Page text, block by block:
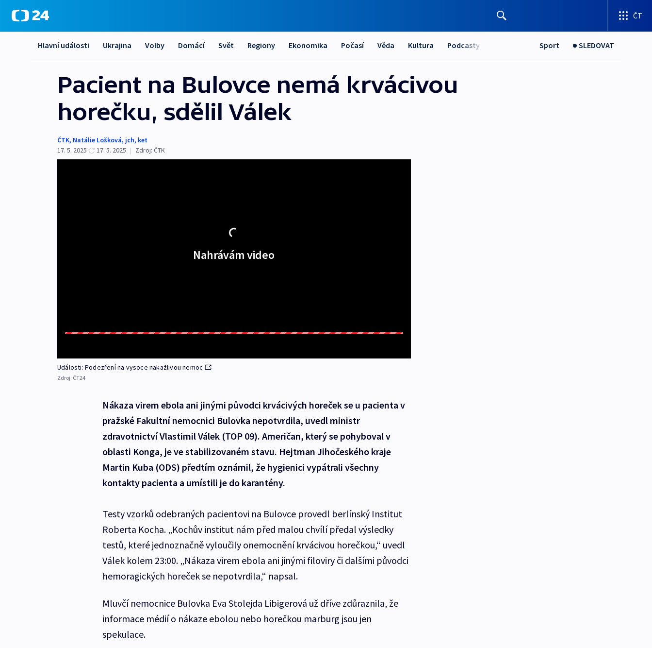
ČT
Hlavní události Ukrajina Volby Domácí Svět Regiony Ekonomika Počasí Věda Kultura Podcasty Sport SLEDOVAT
Pacient na Bulovce nemá krvácivou
horečku, sdělil Válek
ČTK, Natálie Lošková, jch, ket
17. 5. 2025
17. 5. 2025 | Zdroj: ČTK
Nahrávám video
Události: Podezření na vysoce nakažlivou nemoc
Zdroj: ČT24
Nákaza virem ebola ani jinými původci krvácivých horeček se u pacienta v
pražské Fakultní nemocnici Bulovka nepotvrdila, uvedl ministr
zdravotnictví Vlastimil Válek (TOP 09). Američan, který se pohyboval v
oblasti Konga, je ve stabilizovaném stavu. Hejtman Jihočeského kraje
Martin Kuba (ODS) předtím oznámil, že hygienici vypátrali všechny
kontakty pacienta a umístili je do karantény.
Testy vzorků odebraných pacientovi na Bulovce provedl berlínský Institut
Roberta Kocha. „Kochův institut nám před malou chvílí předal výsledky
testů, které jednoznačně vyloučily onemocnění krvácivou horečkou,“ uvedl
Válek kolem 23:00. „Nákaza virem ebola ani jinými filoviry či dalšími původci
hemoragických horeček se nepotvrdila,“ napsal.
Mluvčí nemocnice Bulovka Eva Stolejda Libigerová už dříve zdůraznila, že
informace médií o nákaze ebolou nebo horečkou marburg jsou jen
spekulace.